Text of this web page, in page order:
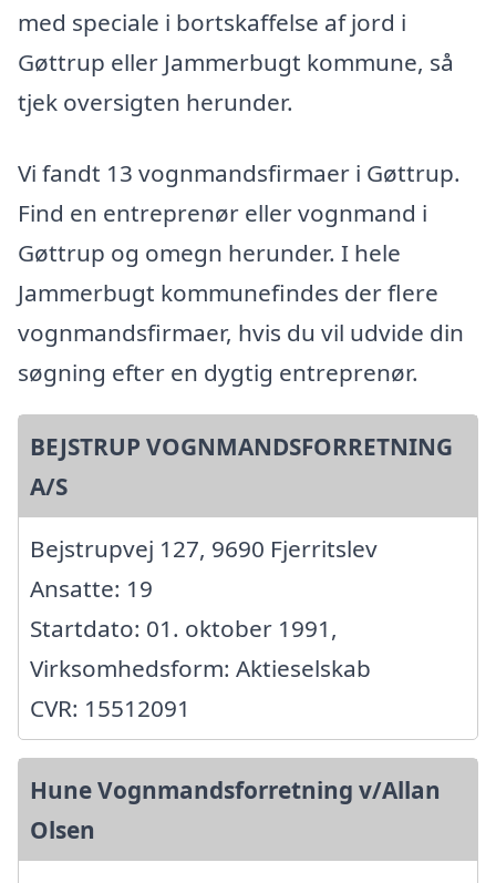
med speciale i bortskaffelse af jord i
Gøttrup eller Jammerbugt kommune, så
tjek oversigten herunder.
Vi fandt 13 vognmandsfirmaer i Gøttrup.
Find en entreprenør eller vognmand i
Gøttrup og omegn herunder. I hele
Jammerbugt kommunefindes der flere
vognmandsfirmaer, hvis du vil udvide din
søgning efter en dygtig entreprenør.
BEJSTRUP VOGNMANDSFORRETNING
A/S
Bejstrupvej 127, 9690 Fjerritslev
Ansatte: 19
Startdato: 01. oktober 1991,
Virksomhedsform: Aktieselskab
CVR: 15512091
Hune Vognmandsforretning v/Allan
Olsen